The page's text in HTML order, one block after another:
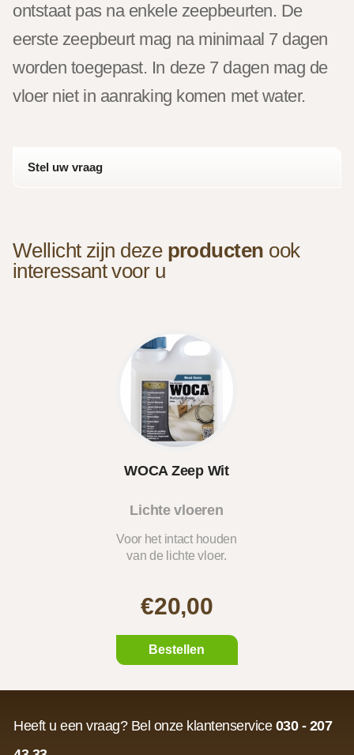
ontstaat pas na enkele zeepbeurten. De
eerste zeepbeurt mag na minimaal 7 dagen
worden toegepast. In deze 7 dagen mag de
vloer niet in aanraking komen met water.
Stel uw vraag
Wellicht zijn deze producten ook
interessant voor u
WOCA Zeep Wit
Lichte vloeren
Voor het intact houden
van de lichte vloer.
€20,00
Bestellen
Heeft u een vraag? Bel onze klantenservice 030 - 207